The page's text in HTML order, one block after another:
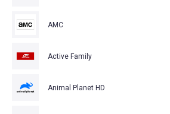
AMC
Active Family
Animal Planet HD